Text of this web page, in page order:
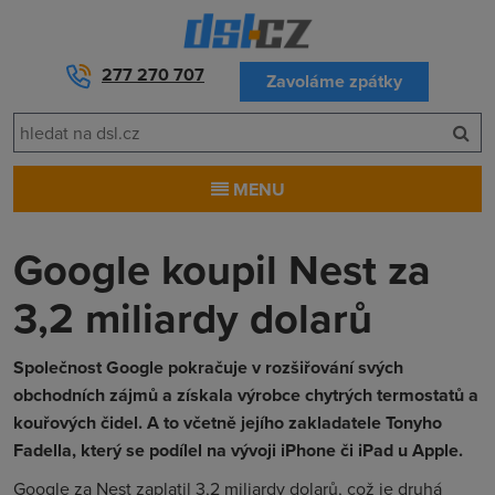
277 270 707 Zavoláme zpátky
MENU
Google koupil Nest za
3,2 miliardy dolarů
Společnost Google pokračuje v rozšiřování svých
obchodních zájmů a získala výrobce chytrých termostatů a
kouřových čidel. A to včetně jejího zakladatele Tonyho
Fadella, který se podílel na vývoji iPhone či iPad u Apple.
Google za Nest zaplatil 3,2 miliardy dolarů, což je druhá